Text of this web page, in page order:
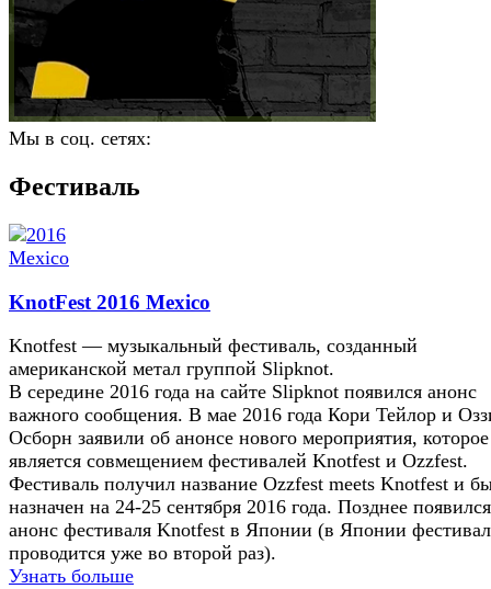
Мы в соц. сетях:
Фестиваль
KnotFest 2016 Mexico
Knotfest — музыкальный фестиваль, созданный
американской метал группой Slipknot.
В середине 2016 года на сайте Slipknot появился анонс
важного сообщения. В мае 2016 года Кори Тейлор и
Осборн заявили об анонсе нового мероприятия, которое
является совмещением фестивалей Knotfest и Ozzfest.
Фестиваль получил название Ozzfest meets Knotfest и
назначен на 24-25 сентября 2016 года. Позднее появился
анонс фестиваля Knotfest в Японии (в Японии
проводится уже во второй раз).
Узнать больше